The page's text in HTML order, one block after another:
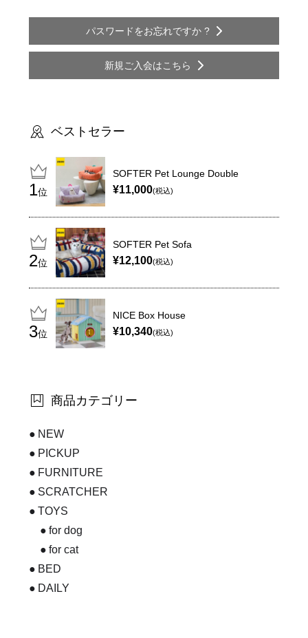
パスワードをお忘れですか ?
新規ご入会はこちら
ベストセラー
位
SOFTER Pet Lounge Double
¥11,000(税込)
位
SOFTER Pet Sofa
¥12,100(税込)
位
NICE Box House
¥10,340(税込)
商品カテゴリー
NEW
PICKUP
FURNITURE
SCRATCHER
TOYS
for dog
for cat
BED
DAILY